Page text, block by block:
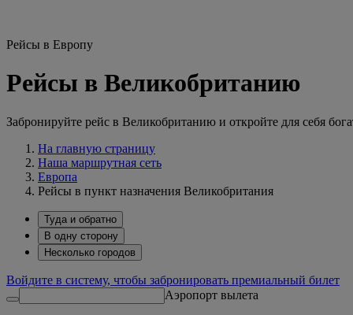
Рейсы в Европу
Рейсы в Великобританию
Забронируйте рейс в Великобританию и откройте для себя
На главную страницу
Наша маршрутная сеть
Европа
Рейсы в пункт назначения Великобритания
Туда и обратно
В одну сторону
Несколько городов
Войдите в систему, чтобы забронировать премиальный билет
Аэропорт вылета